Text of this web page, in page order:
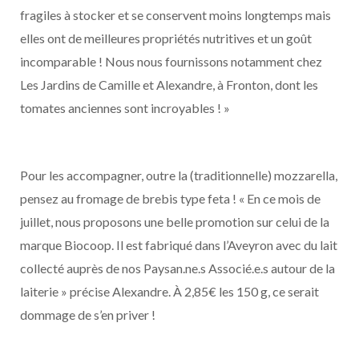
fragiles à stocker et se conservent moins longtemps mais
elles ont de meilleures propriétés nutritives et un goût
incomparable ! Nous nous fournissons notamment chez
Les Jardins de Camille et Alexandre, à Fronton, dont les
tomates anciennes sont incroyables ! »
Pour les accompagner, outre la (traditionnelle) mozzarella,
pensez au fromage de brebis type feta ! « En ce mois de
juillet, nous proposons une belle promotion sur celui de la
marque Biocoop. Il est fabriqué dans l’Aveyron avec du lait
collecté auprès de nos Paysan.ne.s Associé.e.s autour de la
laiterie » précise Alexandre. À 2,85€ les 150 g, ce serait
dommage de s’en priver !